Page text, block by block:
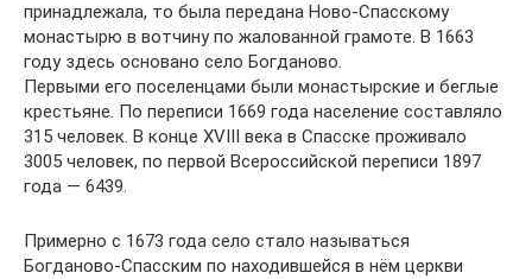
принадлежала, то была передана Ново-Спасскому
монастырю в вотчину по жалованной грамоте. В 1663
году здесь основано село Богданово.
Первыми его поселенцами были монастырские и беглые
крестьяне. По переписи 1669 года население составляло
315 человек. В конце XVIII века в Спасске проживало
3005 человек, по первой Всероссийской переписи 1897
года — 6439.
Примерно с 1673 года село стало называться
Богданово-Спасским по находившейся в нём церкви